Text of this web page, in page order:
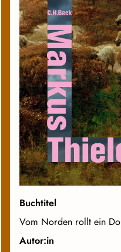
Buchtitel
Vom Norden rollt ein
Autor:in